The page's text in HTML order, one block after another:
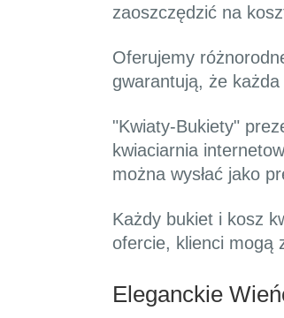
zaoszczędzić na
Oferujemy
gwarantują, że
"Kwiaty-Bukiety"
kwiaciarnia
można wysłać jako
Każdy bukiet i kosz
ofercie, klienci mogą
Eleganckie